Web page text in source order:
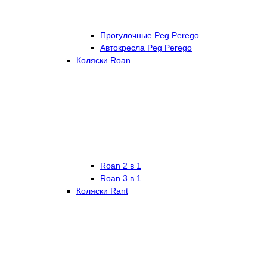
Прогулочные Peg Perego
Автокресла Peg Perego
Коляски Roan
Roan 2 в 1
Roan 3 в 1
Коляски Rant